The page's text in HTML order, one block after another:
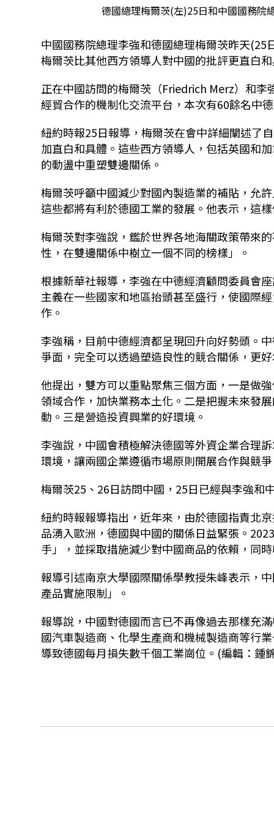
德國總理梅爾茨(左)25日和中國國務院
中國國務院總理李強和德國總理梅爾茨昨天
梅爾茨比其他西方領導人對中國的批評更直白
正在中國訪問的梅爾茨（Friedrich Merz）和
經貿合作的機制化交流平台，本次有60餘名中
紐約時報25日報導，梅爾茨在會中詳細闡述了
加直白和具體。這些西方領導人，包括英國和
的動盪中重塑雙邊關係。
梅爾茨呼籲中國減少對國內製造業的補貼，允
這些都將有利於德國工業的發展。他表示，這
梅爾茨對李強說，鑑於世界各地海關政策帶來
性，在雙邊關係中樹立一個不同的榜樣」。
根據新華社報導，李強在中德經濟顧問委員會
主義在一些國家和地區抬頭甚至盛行，使國際
作。
李強稱，目前中德經濟都呈現回升向好勢頭。
爭面，完全可以透過塑造良性的競合關係，更
他提出，雙方可以重點聚焦三個方面，一是做
領域合作，加快業務本土化。二是把握未來發
動。三是營造投資興業的好環境。
李強說，中國會積極解決德國等外資企業合理
環境，讓兩國企業遵循市場原則開展合作與競
梅爾茨25、26日訪問中國，25日已經與李強和
紐約時報報導指出，近年來，由於德國指責北
品湧入歐洲，德國與中國的關係日益緊張。
手」，並採取措施減少對中國商品的依賴，同
報導引述南京大學國際關係學教授朱峰表示，
產品實施限制」。
報導說，中國對德國而言已不再像過去那樣充
國汽車製造商、化學生產商和機械製造商等行
導致德國每月損失數千個工業崗位。(編輯：鍾